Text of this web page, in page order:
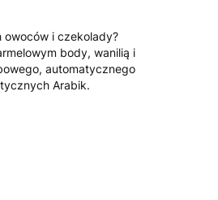
owoców i czekolady?
body, wanilią i
automatycznego
Arabik.